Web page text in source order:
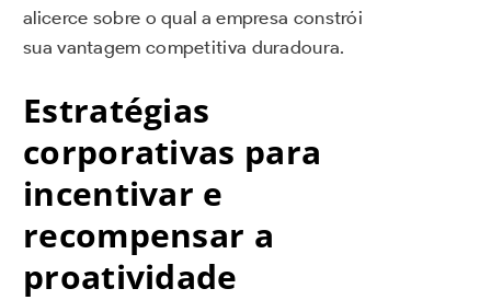
alicerce sobre o qual a empresa constrói
sua vantagem competitiva duradoura.
Estratégias
corporativas para
incentivar e
recompensar a
proatividade